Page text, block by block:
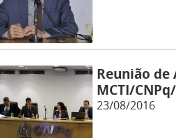
Reunião de
MCTI/
23/08/2016